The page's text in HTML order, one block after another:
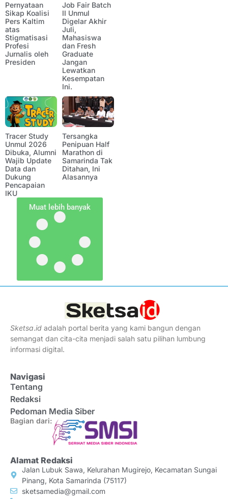
Pernyataan
Sikap Koalisi
Pers Kaltim
atas
Stigmatisasi
Profesi
Jurnalis oleh
Presiden
Job Fair Batch
II Unmul
Digelar Akhir
Juli,
Mahasiswa
dan Fresh
Graduate
Jangan
Lewatkan
Kesempatan
Ini.
Tracer Study
Unmul 2026
Dibuka, Alumni
Wajib Update
Data dan
Dukung
Pencapaian
IKU
Tersangka
Penipuan Half
Marathon di
Samarinda Tak
Ditahan, Ini
Alasannya
Muat lebih banyak
Sketsa.id adalah portal berita yang kami bangun dengan
semangat dan cita-cita menjadi salah satu pilihan lumbung
informasi digital.
Navigasi
Tentang
Redaksi
Pedoman Media Siber
Bagian dari:
Alamat Redaksi
Jalan Lubuk Sawa, Kelurahan Mugirejo, Kecamatan Sungai
Pinang, Kota Samarinda (75117)
sketsamedia@gmail.com